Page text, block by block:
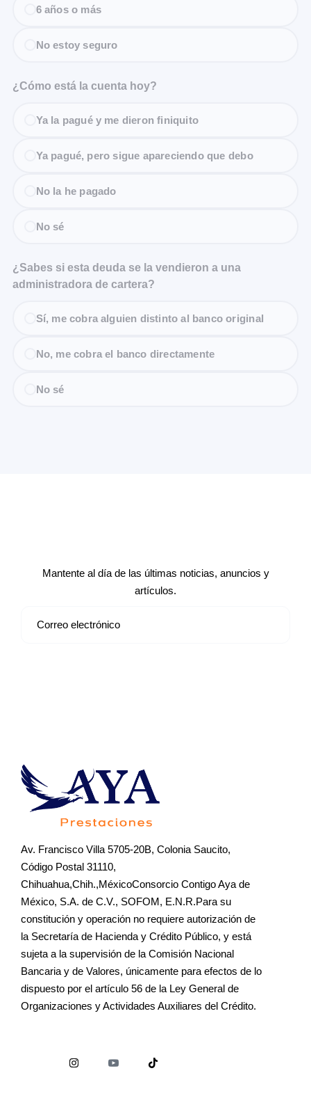
6 años o más
No estoy seguro
¿Cómo está la cuenta hoy?
Ya la pagué y me dieron finiquito
Ya pagué, pero sigue apareciendo que debo
No la he pagado
No sé
¿Sabes si esta deuda se la vendieron a una
administradora de cartera?
Sí, me cobra alguien distinto al banco original
No, me cobra el banco directamente
No sé
Mantente al día de las últimas noticias, anuncios y
artículos.
Av. Francisco Villa 5705-20B, Colonia Saucito,
Código Postal 31110,
Chihuahua,Chih.,MéxicoConsorcio Contigo Aya de
México, S.A. de C.V., SOFOM, E.N.R.Para su
constitución y operación no requiere autorización de
la Secretaría de Hacienda y Crédito Público, y está
sujeta a la supervisión de la Comisión Nacional
Bancaria y de Valores, únicamente para efectos de lo
dispuesto por el artículo 56 de la Ley General de
Organizaciones y Actividades Auxiliares del Crédito.